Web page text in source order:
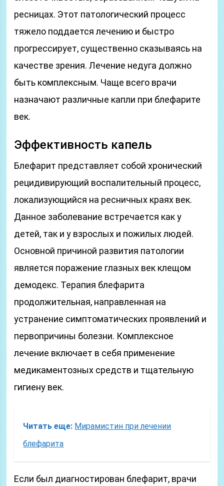
ресницах. Этот патологический процесс
тяжело поддается лечению и быстро
прогрессирует, существенно сказываясь на
качестве зрения. Лечение недуга должно
быть комплексным. Чаще всего врачи
назначают различные капли при блефарите
век.
Эффективность капель
Блефарит представляет собой хронический
рецидивирующий воспалительный процесс,
локализующийся на ресничных краях век.
Данное заболевание встречается как у
детей, так и у взрослых и пожилых людей.
Основной причиной развития патологии
является поражение глазных век клещом
демодекс. Терапия блефарита
продолжительная, направленная на
устранение симптоматических проявлений и
первопричины болезни. Комплексное
лечение включает в себя применение
медикаментозных средств и тщательную
гигиену век.
Читать еще: Мирамистин при лечении
блефарита
Если был диагностирован блефарит, врачи